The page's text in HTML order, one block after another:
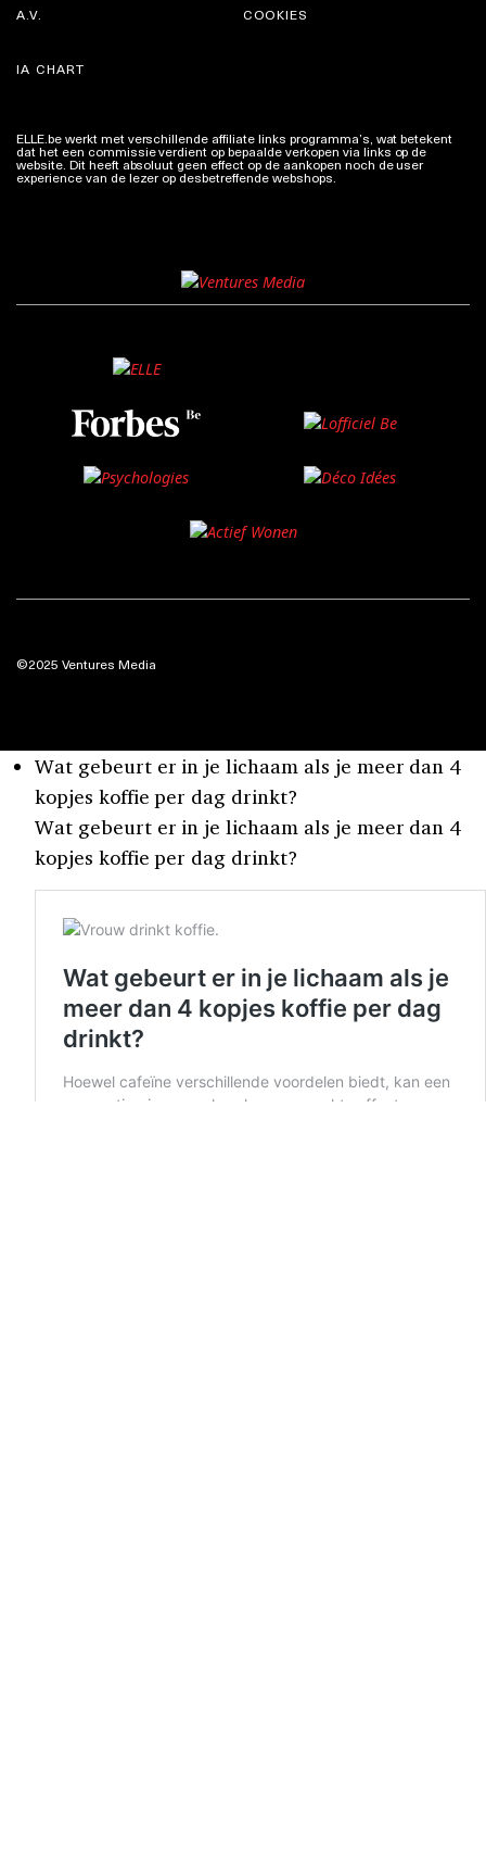
A.V.
IA CHART
COOKIES
ELLE.be werkt met verschillende affiliate links programma’s, wat betekent
dat het een commissie verdient op bepaalde verkopen via links op de
website. Dit heeft absoluut geen effect op de aankopen noch de user
experience van de lezer op desbetreffende webshops.
©2025 Ventures Media
Wat gebeurt er in je lichaam als je meer dan 4
kopjes koffie per dag drinkt?
Wat gebeurt er in je lichaam als je meer dan 4
kopjes koffie per dag drinkt?